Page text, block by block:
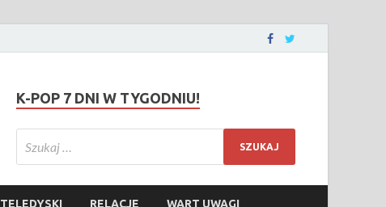
K-POP 7 DNI W TYGODNIU!
TELEDYSKI RELACJE WART UWAGI